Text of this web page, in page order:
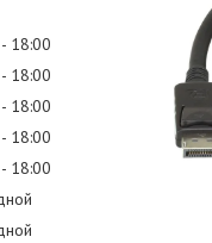
18:00
18:00
18:00
18:00
18:00